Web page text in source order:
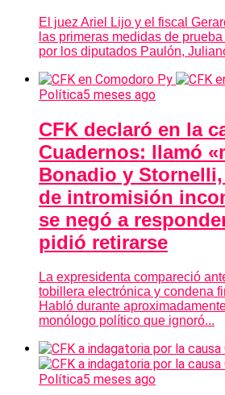
El juez Ariel Lijo y el fiscal
las primeras medidas de
por los diputados Paulón,
Política5 meses ago
CFK declaró en la
Cuadernos: llamó
Bonadio y
de intromisión
se negó a
pidió retirarse
La expresidenta compareció
tobillera electrónica y condena
Habló durante
monólogo político que ignoró...
Política5 meses ago